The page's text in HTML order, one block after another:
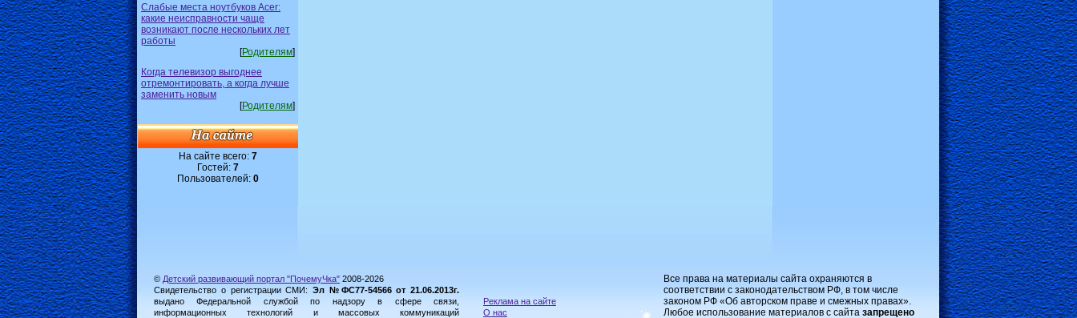
Слабые места ноутбуков Acer:
какие неисправности чаще
возникают после нескольких лет
работы
[Родителям]
Когда телевизор выгоднее
отремонтировать, а когда лучше
заменить новым
[Родителям]
На сайте всего: 7
Гостей: 7
Пользователей: 0
© Детский развивающий портал "ПочемуЧка" 2008-2026
Свидетельство о регистрации СМИ: Эл №ФС77-54566 от 21.06.2013г.
выдано Федеральной службой по надзору в сфере связи,
информационных технологий и массовых коммуникаций
Реклама на сайте
О нас
Все права на материалы сайта охраняются в
соответствии с законодательством РФ, в том числе
законом РФ «Об авторском праве и смежных правах».
Любое использование материалов с сайта запрещено